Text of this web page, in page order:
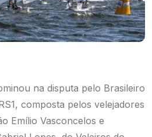
na disputa pelo Brasileiro
composta pelos velejadores
Emílio Vasconcelos e